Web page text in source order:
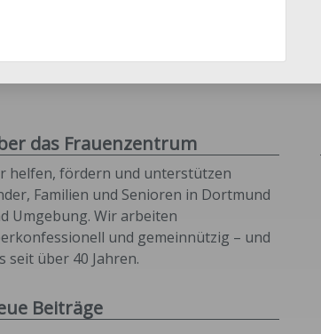
das Frauenzentrum
helfen, fördern und unterstützen
Familien und Senioren in Dortmund
Umgebung. Wir arbeiten
und gemeinnützig – und
seit über 40 Jahren.
Beiträge